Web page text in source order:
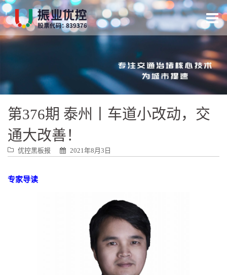
跳
转
到
内
第376期 泰州丨车道小改动，交
通大改善！
优控黑板报 2021年8月3日
专家导读